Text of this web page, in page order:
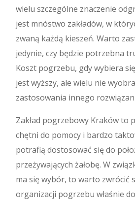
wielu szczególne znaczenie
jest mnóstwo zakładów, w
zwaną każdą kieszeń. Warto
jedynie, czy będzie potrzebna
Koszt pogrzebu, gdy wybiera
jest wyższy, ale wielu nie
zastosowania innego
Zakład pogrzebowy Kraków to
chętni do pomocy i bardzo
potrafią dostosować się do
przeżywających żałobę. W
ma się wybór, to warto zwrócić
organizacji pogrzebu właśnie